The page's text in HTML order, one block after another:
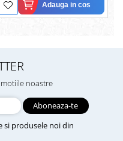
Adauga in cos
noastre
si produsele noi din